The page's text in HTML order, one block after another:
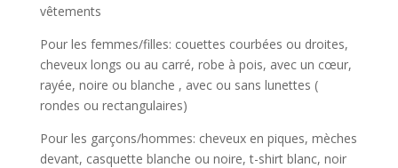
vêtements
Pour les femmes/filles: couettes courbées ou droites,
cheveux longs ou au carré, robe à pois, avec un cœur,
rayée, noire ou blanche , avec ou sans lunettes (
rondes ou rectangulaires)
Pour les garçons/hommes: cheveux en piques, mèches
devant, casquette blanche ou noire, t-shirt blanc, noir